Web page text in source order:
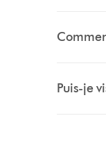
Puis-je